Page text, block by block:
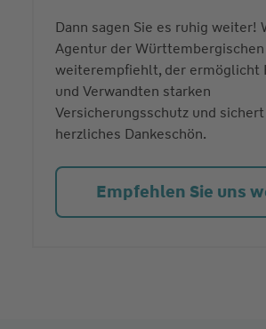
Dann sagen Sie es ruhig weiter!
Agentur der Württembergischen
weiterempfiehlt, der ermöglicht
und Verwandten starken
Versicherungsschutz und
herzliches Dankeschön.
Empfehlen Sie uns